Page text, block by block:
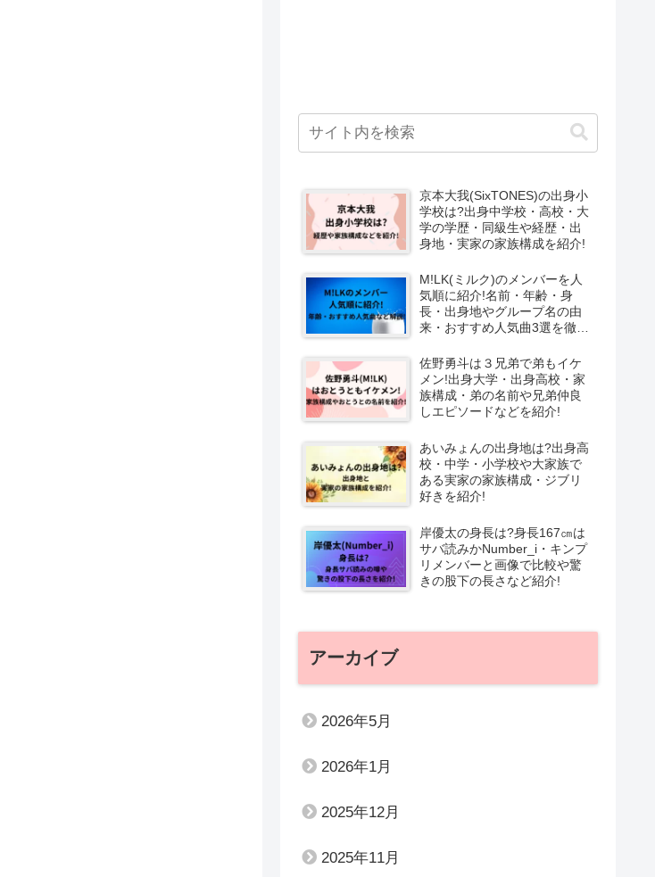
京本大我(SixTONES)の出身小
学校は?出身中学校・高校・大
学の学歴・同級生や経歴・出
身地・実家の家族構成を紹介!
M!LK(ミルク)のメンバーを人
気順に紹介!名前・年齢・身
長・出身地やグループ名の由
来・おすすめ人気曲3選を徹底
佐野勇斗は３兄弟で弟もイケ
メン!出身大学・出身高校・家
族構成・弟の名前や兄弟仲良
しエピソードなどを紹介!
あいみょんの出身地は?出身高
校・中学・小学校や大家族で
ある実家の家族構成・ジブリ
好きを紹介!
岸優太の身長は?身長167㎝は
サバ読みかNumber_i・キンプ
リメンバーと画像で比較や驚
きの股下の長さなど紹介!
アーカイブ
2026年5月
2026年1月
2025年12月
2025年11月